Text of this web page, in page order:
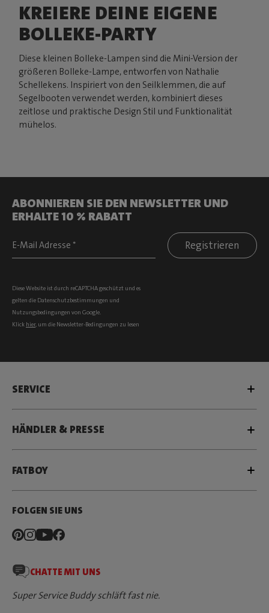
KREIERE DEINE EIGENE
BOLLEKE-PARTY
Diese kleinen Bolleke-Lampen sind die Mini-Version der
größeren Bolleke-Lampe, entworfen von Nathalie
Schellekens. Inspiriert von den Seilklemmen, die auf
Segelbooten verwendet werden, kombiniert dieses
zeitlose und praktische Design Stil und Funktionalität
mühelos.
ABONNIEREN SIE DEN NEWSLETTER UND
ERHALTE 10 % RABATT
Registrieren
Diese Website ist durch reCAPTCHA geschützt und es
gelten die Datenschutzbestimmungen und
Nutzungsbedingungen von Google.
Klick hier, um die Newsletter-Bedingungen zu lesen
SERVICE
HÄNDLER & PRESSE
FATBOY
FOLGEN SIE UNS
CHATTE MIT UNS
Super Service Buddy schläft fast nie.